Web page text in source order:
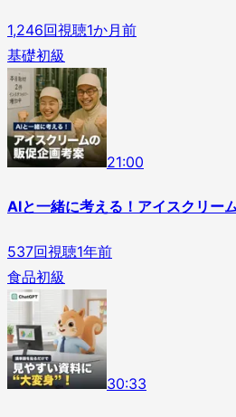
1,246回視聴1か月前
基礎初級
21:00
AIと一緒に考える！アイスクリー
537回視聴1年前
食品初級
30:33